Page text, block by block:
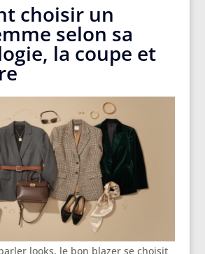
choisir un
selon sa
la coupe et
looks, le bon blazer se choisit